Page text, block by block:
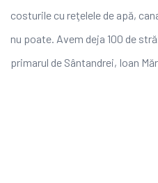
costurile cu reţelele de apă,
nu poate. Avem deja 100 de
primarul de Sântandrei, Ioan